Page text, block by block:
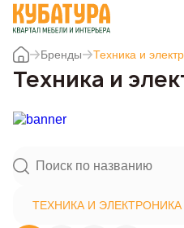
Бренды Техника и
Техника и
ТЕХНИКА И ЭЛЕКТРОНИКА